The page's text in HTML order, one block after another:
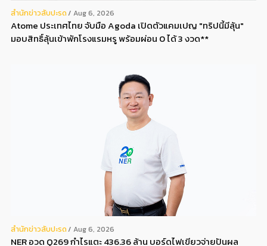
สํานักข่าวสับปะรด Aug 6, 2026
Atome ประเทศไทย จับมือ Agoda เปิดตัวแคมเปญ "ทริปนี้มีลุ้น"
มอบสิทธิ์ลุ้นเข้าพักโรงแรมหรู พร้อมผ่อน 0 ได้ 3 งวด**
สํานักข่าวสับปะรด Aug 6, 2026
NER อวด Q269 กำไรแตะ 436.36 ล้าน บอร์ดไฟเขียวจ่ายปันผล